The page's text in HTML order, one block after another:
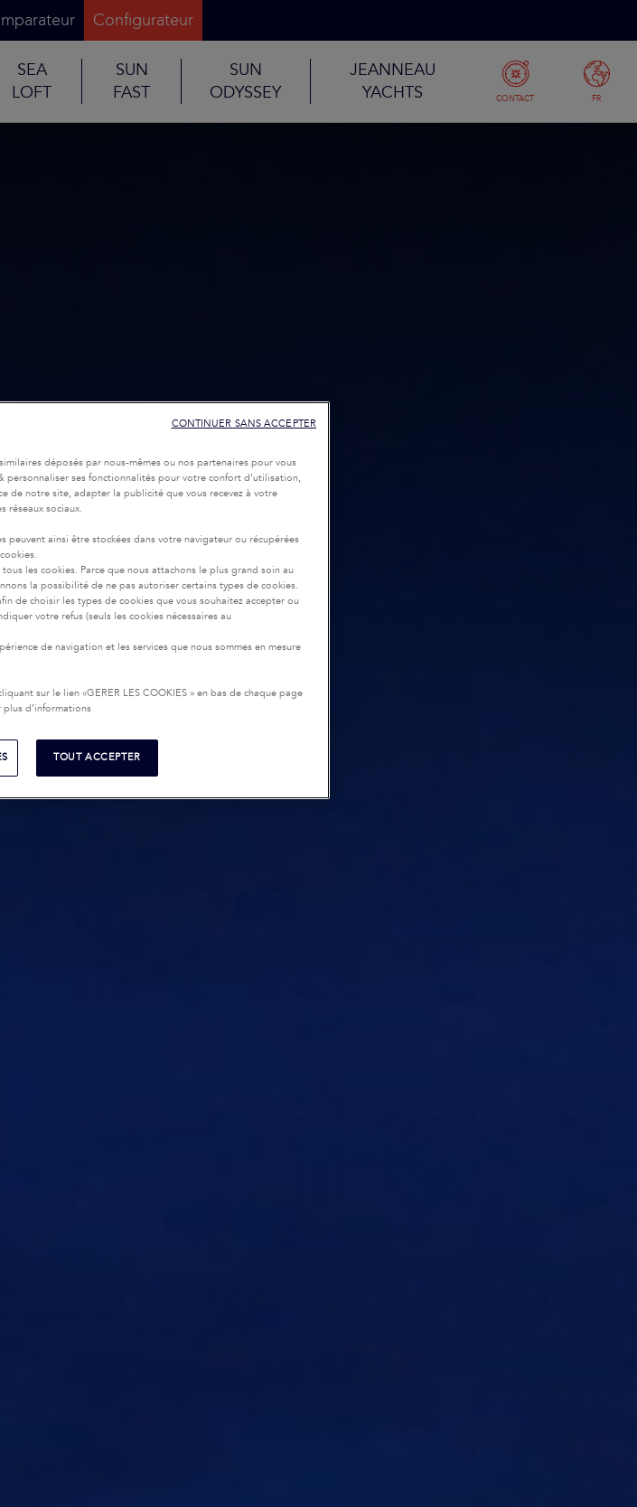
Configurateur
SEA
LOFT
SUN
FAST
SUN
ODYSSEY
JEANNEAU
YACHTS
CONTACT FR
déposés par nous-mêmes ou nos partenaires pour vous
personnaliser ses fonctionnalités pour votre confort d’utilisation,
de notre site, adapter la publicité que vous recevez à votre
réseaux sociaux.
peuvent ainsi être stockées dans votre navigateur ou récupérées
tous les cookies. Parce que nous attachons le plus grand soin au
la possibilité de ne pas autoriser certains types de cookies.
de choisir les types de cookies que vous souhaitez accepter ou
votre refus (seuls les cookies nécessaires au
de navigation et les services que nous sommes en mesure
sur le lien «GERER LES COOKIES » en bas de chaque page
plus d’informations
TOUT ACCEPTER
CONTINUER SANS ACCEPTER